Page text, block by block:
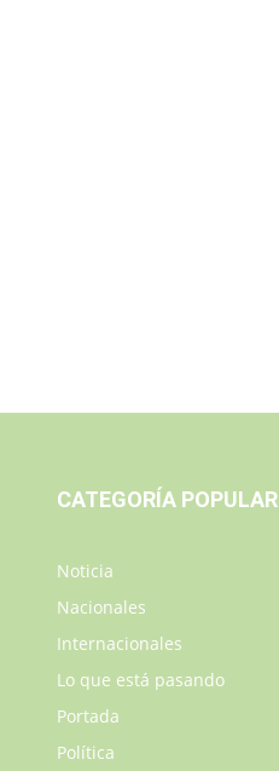
CATEGORÍA POPULAR
Noticia
Nacionales
Internacionales
Lo que está pasando
Portada
Política